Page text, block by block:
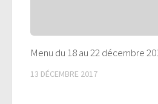
Menu du 18 au 22 décembre
13 DÉCEMBRE 2017